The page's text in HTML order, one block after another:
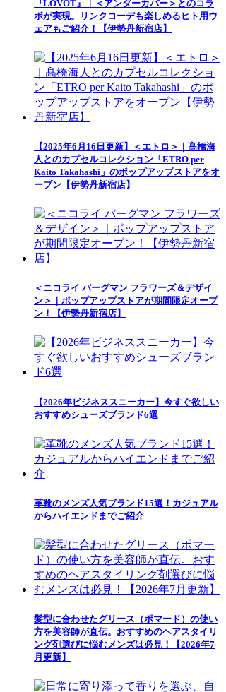
『LOVOT』｜＜アンダーカバー＞とのコラ
ボが実現。リンクコーデも楽しめるヒト用ウ
ェアもご紹介！【伊勢丹新宿店】
【2025年6月16日更新】＜エトロ＞｜髙橋海
人とのカプセルコレクション「ETRO per
Kaito Takahashi」のポップアップストアをオ
ープン【伊勢丹新宿店】
＜ニコライ バーグマン フラワーズ＆デザイ
ン＞｜ポップアップストアが期間限定オープ
ン！【伊勢丹新宿店】
【2026年ビジネススニーカー】今すぐ欲しい
おすすめシューズブランド6選
革靴のメンズ人気ブランド15選！カジュアル
からハイエンドまでご紹介
髪型に合わせたグリース（ポマード）の使い
方を美容師が直伝。おすすめのヘアスタイリ
ング剤選びに悩むメンズは必見！【2026年7
月更新】